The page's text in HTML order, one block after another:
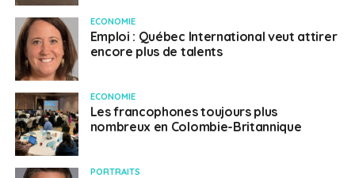
ECONOMIE
Emploi : Québec International veut attirer
encore plus de talents
ECONOMIE
Les francophones toujours plus
nombreux en Colombie-Britannique
PORTRAITS